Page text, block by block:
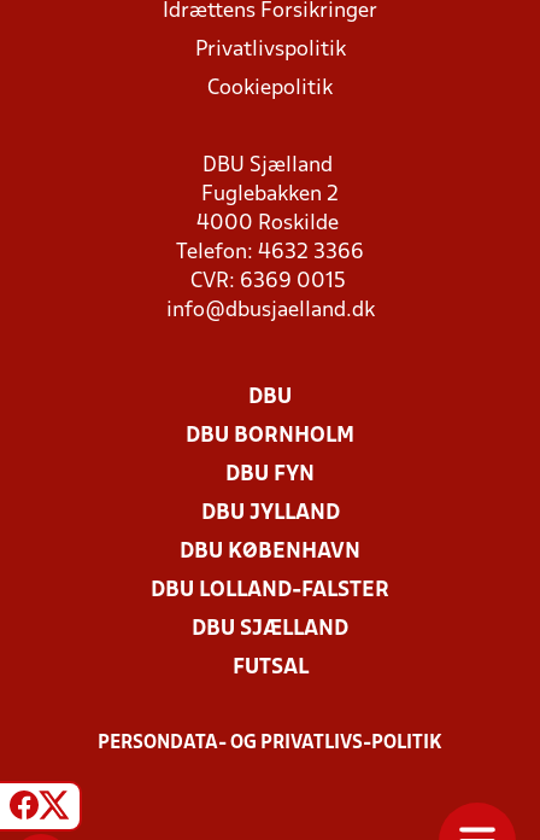
Idrættens Forsikringer
Privatlivspolitik
Cookiepolitik
DBU Sjælland
Fuglebakken 2
4000 Roskilde
Telefon: 4632 3366
CVR: 6369 0015
info@dbusjaelland.dk
DBU
DBU BORNHOLM
DBU FYN
DBU JYLLAND
DBU KØBENHAVN
DBU LOLLAND-FALSTER
DBU SJÆLLAND
FUTSAL
PERSONDATA- OG PRIVATLIVS-POLITIK